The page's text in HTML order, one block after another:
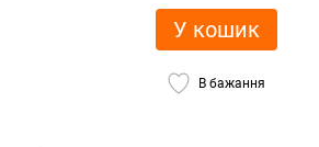
У кошик
В бажання